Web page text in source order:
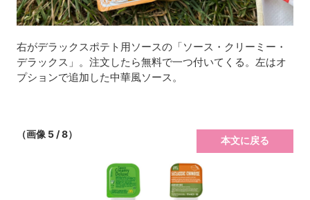
右がデラックスポテト用ソースの「ソース・クリーミー・
デラックス」。注文したら無料で一つ付いてくる。左はオ
プションで追加した中華風ソース。
（画像 5 / 8）
本文に戻る